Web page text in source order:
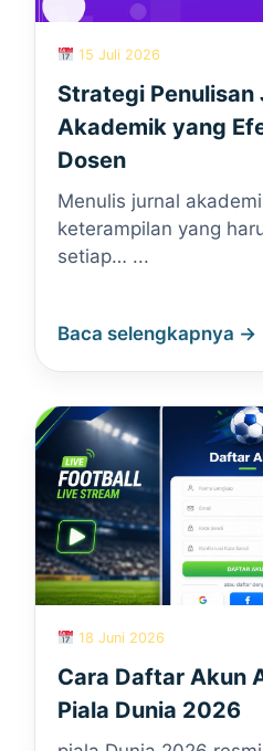
15 Juli 2026
Strategi Penulisan
Akademik yang
Dosen
Menulis jurnal
keterampilan yang
setiap… ...
Baca selengkapnya →
18 Juni 2026
Cara Daftar Akun
Piala Dunia 2026